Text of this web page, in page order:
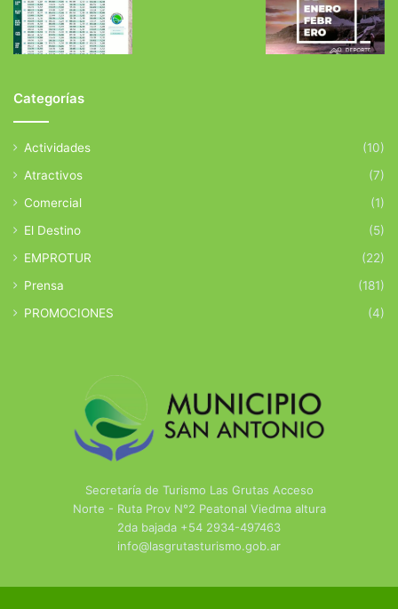
Categorías
Actividades
(10)
Atractivos
(7)
Comercial
(1)
El Destino
(5)
EMPROTUR
(22)
Prensa
(181)
PROMOCIONES
(4)
Secretaría de Turismo Las Grutas Acceso
Norte - Ruta Prov N°2 Peatonal Viedma altura
2da bajada +54 2934-497463
info@lasgrutasturismo.gob.ar